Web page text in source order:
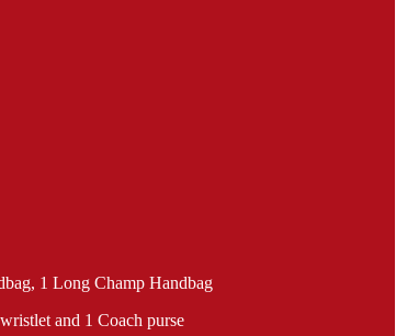
1 Long Champ Handbag
and 1 Coach purse